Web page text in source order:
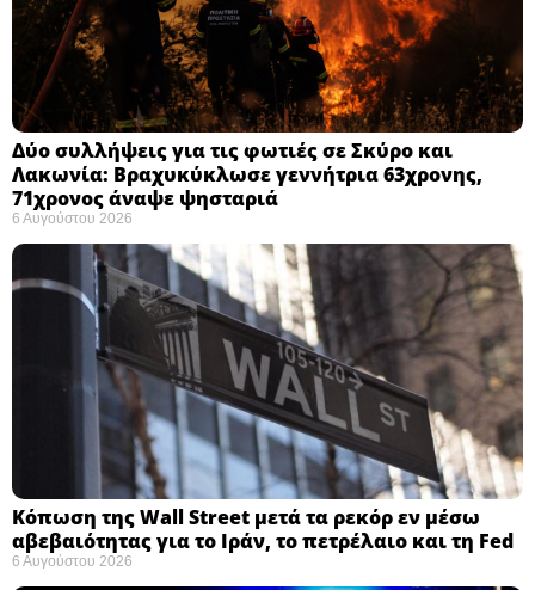
Δύο συλλήψεις για τις φωτιές σε Σκύρο και
Λακωνία: Βραχυκύκλωσε γεννήτρια 63χρονης,
71χρονος άναψε ψησταριά
6 Αυγούστου 2026
Κόπωση της Wall Street μετά τα ρεκόρ εν μέσω
αβεβαιότητας για το Ιράν, το πετρέλαιο και τη Fed
6 Αυγούστου 2026